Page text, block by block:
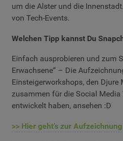
um die Alster und die
von Tech-Events.
Welchen Tipp kannst Du
Einfach ausprobieren und zum
Erwachsene“ – Die
Einsteigerworkshops, den Djure
zusammen für die Social Media
entwickelt haben, ansehen :D
>> Hier geht’s zur Aufzeichnung